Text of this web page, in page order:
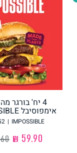
גיפט קארד
אסייתי
4 יח' בורגר
אימפוסיבל IMPOSSIBLE
| IMPOSSIBLE
‏72.60 ₪